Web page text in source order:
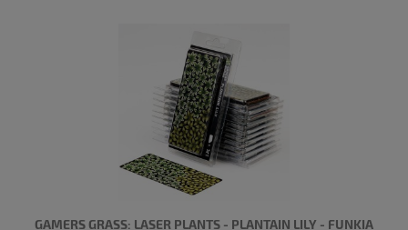
GAMERS GRASS: LASER PLANTS - PLANTAIN LILY - FUNKIA